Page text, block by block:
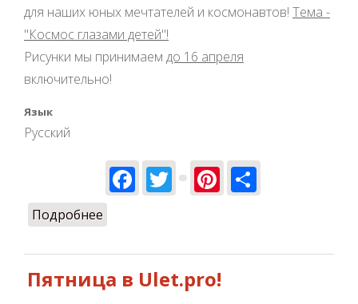
для наших юных мечтателей и космонавтов! Тема -
"Космос глазами детей"!
Рисунки мы принимаем до 16 апреля
включительно!
Язык
Русский
Facebook
TwitterPinterest
Подробнее
Пятница в Ulet.pro!